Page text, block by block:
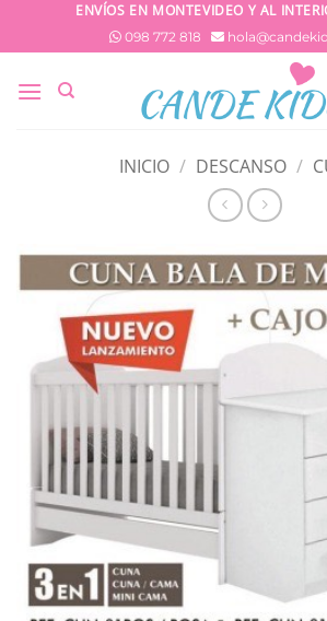
ENVÍOS EN MONTEVIDEO Y AL
098 772 818
INICIO / DESCANSO /